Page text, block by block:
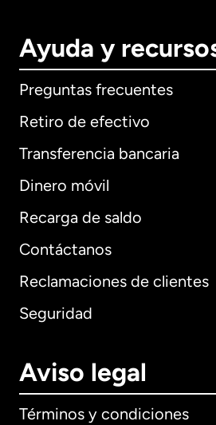
Ayuda y
Preguntas frecuentes
Retiro de efectivo
Transferencia bancaria
Dinero móvil
Recarga de saldo
Contáctanos
Reclamaciones de clientes
Seguridad
Aviso legal
Términos y condiciones